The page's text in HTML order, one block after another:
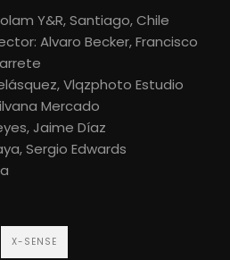
Y&R, Santiago, Chile
Alvaro Becker, Francisco
Vlqzphoto Estudio
Mercado
Jaime Díaz
Sergio Edwards
X-SENSE